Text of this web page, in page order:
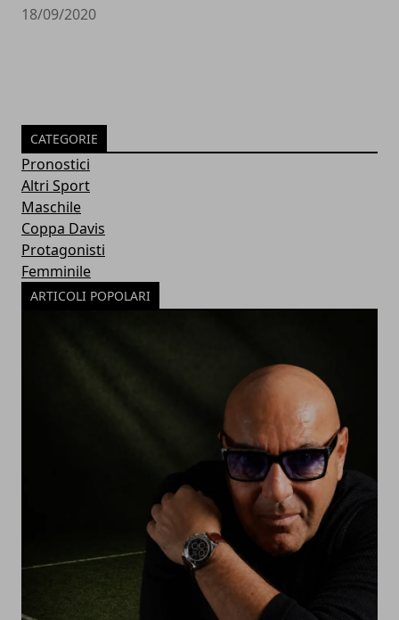
18/09/2020
CATEGORIE
Pronostici
Altri Sport
Maschile
Coppa Davis
Protagonisti
Femminile
ARTICOLI POPOLARI